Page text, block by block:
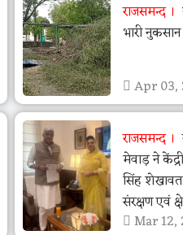
राजसमन्द
भारी नुकसान
Apr 03,
राजसमन्द
मेवाड़ ने
सिंह
संरक्षण एवं
Mar 12,